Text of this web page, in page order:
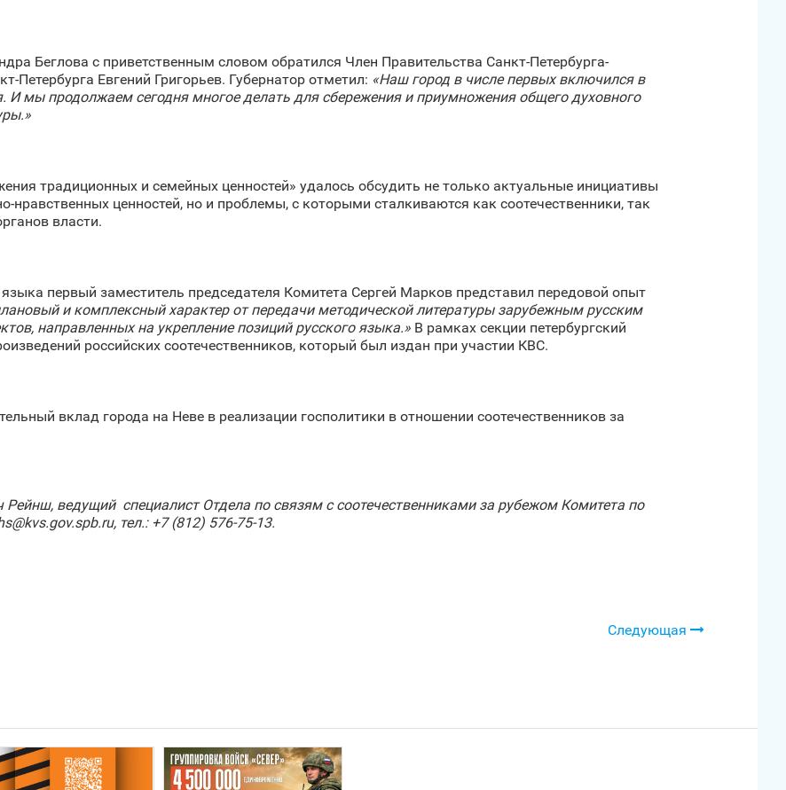
Беглова с приветственным словом обратился Член Правительства Санкт‑Петербурга-
Евгений Григорьев. Губернатор отметил: «Наш город в числе первых включился в
И мы продолжаем сегодня многое делать для сбережения и приумножения общего духовного
традиционных и семейных ценностей» удалось обсудить не только актуальные инициативы
ценностей, но и проблемы, с которыми сталкиваются как соотечественники, так
власти.
первый заместитель председателя Комитета Сергей Марков представил передовой опыт
и комплексный характер от передачи методической литературы зарубежным русским
направленных на укрепление позиций русского языка.» В рамках секции петербургский
российских соотечественников, который был издан при участии КВС.
вклад города на Неве в реализации госполитики в отношении соотечественников за
Рейнш, ведущий специалист Отдела по связям с соотечественниками за рубежом Комитета по
тел.: +7 (812) 576-75-13.
Следующая